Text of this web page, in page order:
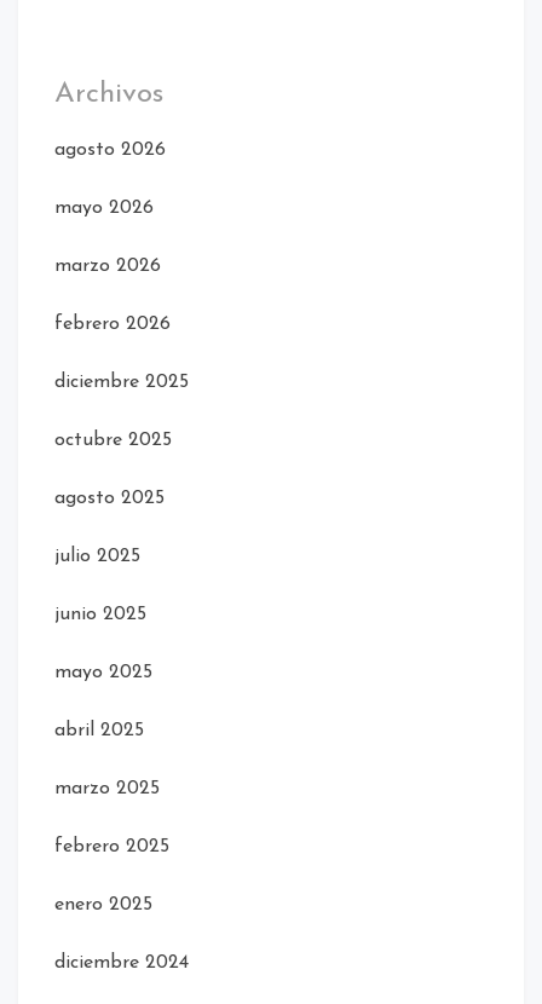
Archivos
agosto 2026
mayo 2026
marzo 2026
febrero 2026
diciembre 2025
octubre 2025
agosto 2025
julio 2025
junio 2025
mayo 2025
abril 2025
marzo 2025
febrero 2025
enero 2025
diciembre 2024